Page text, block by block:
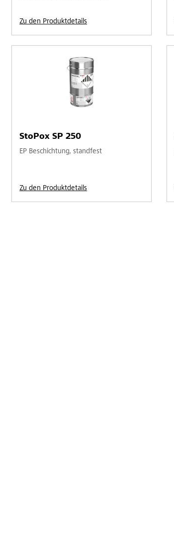
Zu den Produktdetails
StoPox SP 250
EP Beschichtung, standfest
Zu den Produktdetails